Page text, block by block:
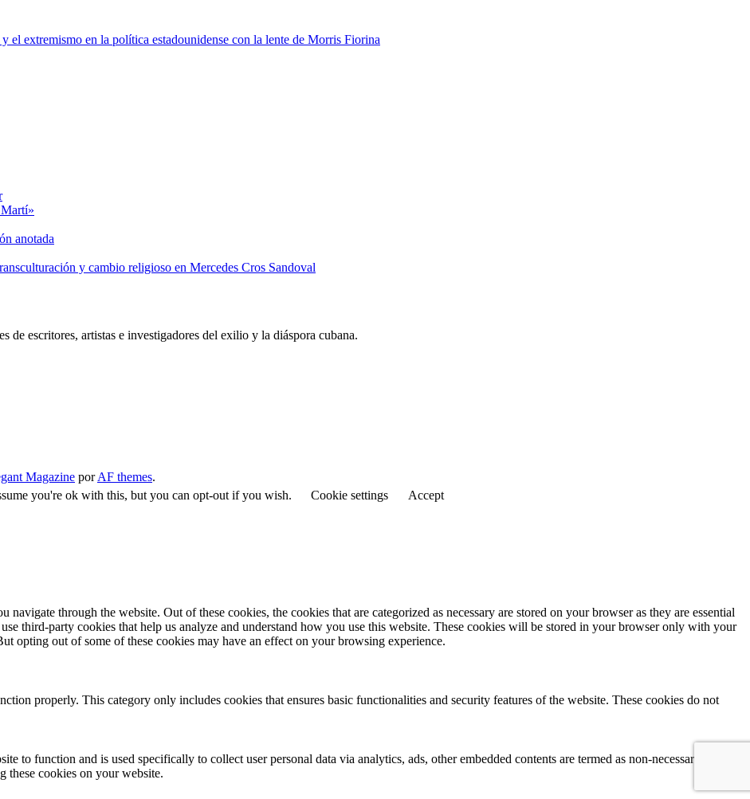
el extremismo en la política estadounidense con la lente de Morris Fiorina
anotada
y cambio religioso en Mercedes Cros Sandoval
de escritores, artistas e investigadores del exilio y la diáspora cubana.
Magazine porAF themes.
you're ok with this, but you can opt-out if you wish.
Cookie settings Accept
through the website. Out of these cookies, the cookies that are categorized as necessary are stored on your browser as they are essential
third-party cookies that help us analyze and understand how you use this website. These cookies will be stored in your browser only with your
opting out of some of these cookies may have an effect on your browsing experience.
properly. This category only includes cookies that ensures basic functionalities and security features of the website. These cookies do not
to function and is used specifically to collect user personal data via analytics, ads, other embedded contents are termed as non-necessary
these cookies on your website.